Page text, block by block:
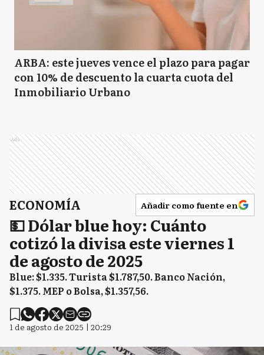
ARBA: este jueves vence el plazo para pagar
con 10% de descuento la cuarta cuota del
Inmobiliario Urbano
Ads
ECONOMÍA Añadir como fuente en
💵 Dólar blue hoy: Cuánto
cotizó la divisa este viernes 1
de agosto de 2025
Blue: $1.335. Turista $1.787,50. Banco Nación,
$1.375. MEP o Bolsa, $1.357,56.
1 de agosto de 2025 | 20:29